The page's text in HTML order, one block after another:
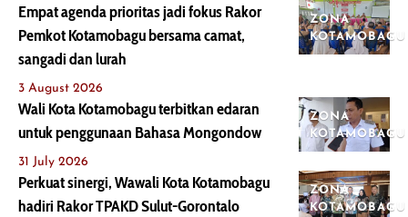
ZONA
KOTAMOBAGU
Empat agenda prioritas jadi fokus Rakor
Pemkot Kotamobagu bersama camat,
sangadi dan lurah
3 August 2026
ZONA
KOTAMOBAGU
Wali Kota Kotamobagu terbitkan edaran
untuk penggunaan Bahasa Mongondow
31 July 2026
ZONA
KOTAMOBAGU
Perkuat sinergi, Wawali Kota Kotamobagu
hadiri Rakor TPAKD Sulut-Gorontalo